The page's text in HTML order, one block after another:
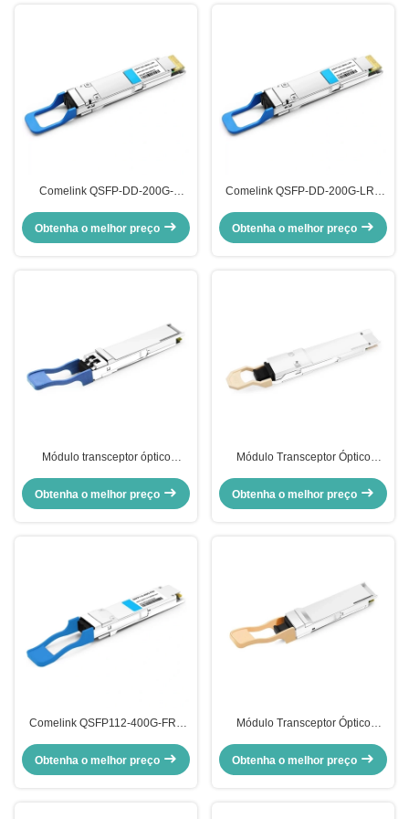
Comelink QSFP-DD-200G-
CWDM4 2km CS SMF módulo de
transmissor óptico
Obtenha o melhor preço
Comelink QSFP-DD-200G-LR4
LWDM4 10km LC SMF FEC
módulo de transmissor óptico
Obtenha o melhor preço
Módulo transceptor óptico
200G QSFP56 FR4 PAM4
CWDM4 2km LC SMF FEC
Obtenha o melhor preço
Módulo Transceptor Óptico
2x 100G QSFP-DD SR4 850nm
70m/100m OM3/OM4 MTP/MPO-
Obtenha o melhor preço
Comelink QSFP112-400G-FR4
CWDM 2km Duplex LC SMF FEC
módulo de transmissor óptico
Obtenha o melhor preço
Módulo Transceptor Óptico
200G QSFP56 SR4 PAM4 850nm
100m MTP/MPO APC OM3 FEC
Obtenha o melhor preço